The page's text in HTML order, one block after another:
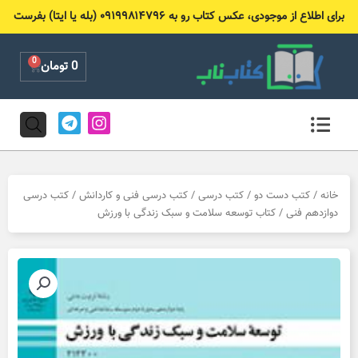
برای اطلاع از موجودی، عکس کتاب رو به ۰۹۱۹۹۸۱۴۷۹۶ (بله یا ایتا) بفرست
0تومان 0
Cart
I
n
s
g
r
a
T
e
l
r
m
خانه / کتب دست دو / کتب درسی / کتب درسی فنی و کاردانش / کتب درسی
دوازدهم فنی / کتاب توسعه سلامت و سبک زندگی با ورزش